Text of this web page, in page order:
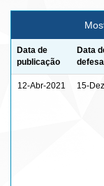
Data de
publicação
Data
defesa
12-Abr-2021 15-